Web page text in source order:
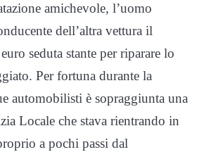
amichevole, l’uomo
dell’altra vettura il
seduta stante per riparare lo
Per fortuna durante la
automobilisti è sopraggiunta una
Locale che stava rientrando in
a pochi passi dal